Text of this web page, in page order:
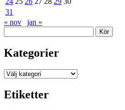
31
« nov
jan »
Kategorier
Kategorier
Etiketter